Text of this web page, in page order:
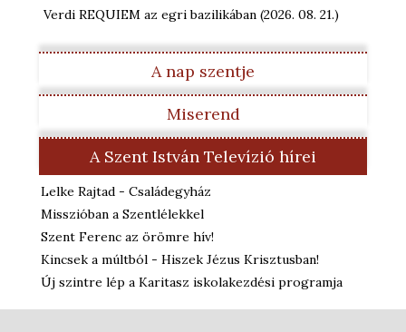
Verdi REQUIEM az egri bazilikában (2026. 08. 21.)
A nap szentje
Miserend
A Szent István Televízió hírei
Lelke Rajtad - Családegyház
Misszióban a Szentlélekkel
Szent Ferenc az örömre hív!
Kincsek a múltból - Hiszek Jézus Krisztusban!
Új szintre lép a Karitasz iskolakezdési programja